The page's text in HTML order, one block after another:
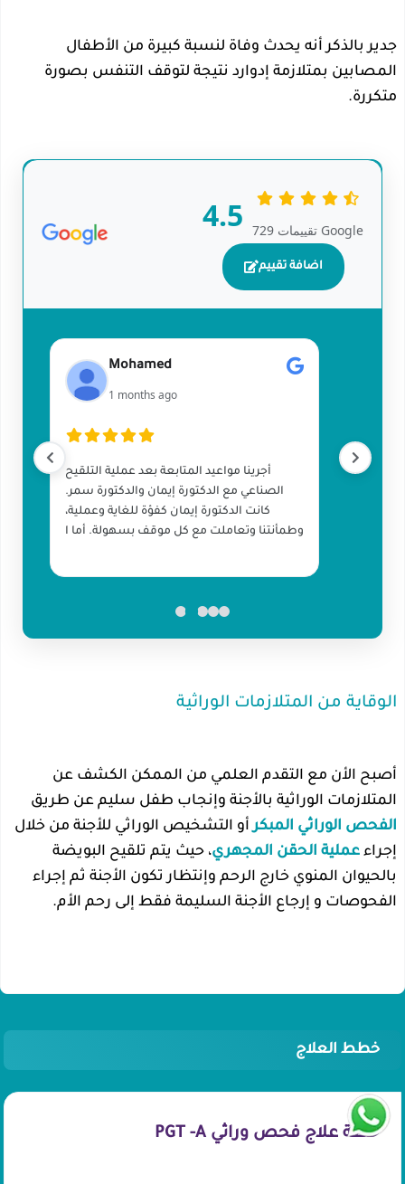
جدير بالذكر أنه يحدث وفاة لنسبة كبيرة من الأطفال
المصابين بمتلازمة إدوارد نتيجة لتوقف التنفس بصورة
متكررة.
4.5 729 تقييمات Google
اضافة تقييم
Mohamed
1 months ago
أجرينا مواعيد المتابعة بعد عملية التلقيح
الصناعي مع الدكتورة إيمان والدكتورة سمر.
كانت الدكتورة إيمان كفؤة للغاية وعملية،
وطمأنتنا وتعاملت مع كل موقف بسهولة. أما ا
الوقاية من المتلازمات الوراثية
أصبح الأن مع التقدم العلمي من الممكن الكشف عن
المتلازمات الوراثية بالأجنة وإنجاب طفل سليم عن طريق
الفحص الوراثي المبكرأو التشخيص الوراثي للأجنة من خلال
إجراء عملية الحقن المجهري، حيث يتم تلقيح البويضة
بالحيوان المنوي خارج الرحم وإنتظار تكون الأجنة ثم إجراء
الفحوصات و إرجاع الأجنة السليمة فقط إلى رحم الأم.
خطط العلاج
خطة علاج فحص وراثي PGT -A